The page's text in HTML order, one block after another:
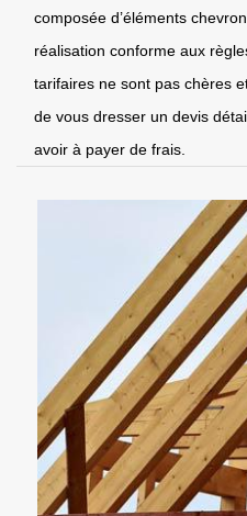
composée d’éléments
réalisation conforme aux
tarifaires ne sont pas chères
de vous dresser un devis
avoir à payer de frais.